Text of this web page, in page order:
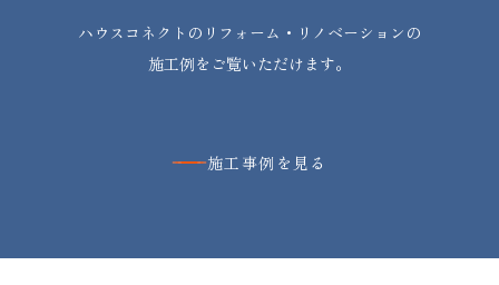
ハウスコネクトのリフォーム・リノベーションの
施工例をご覧いただけます。
施工事例を見る